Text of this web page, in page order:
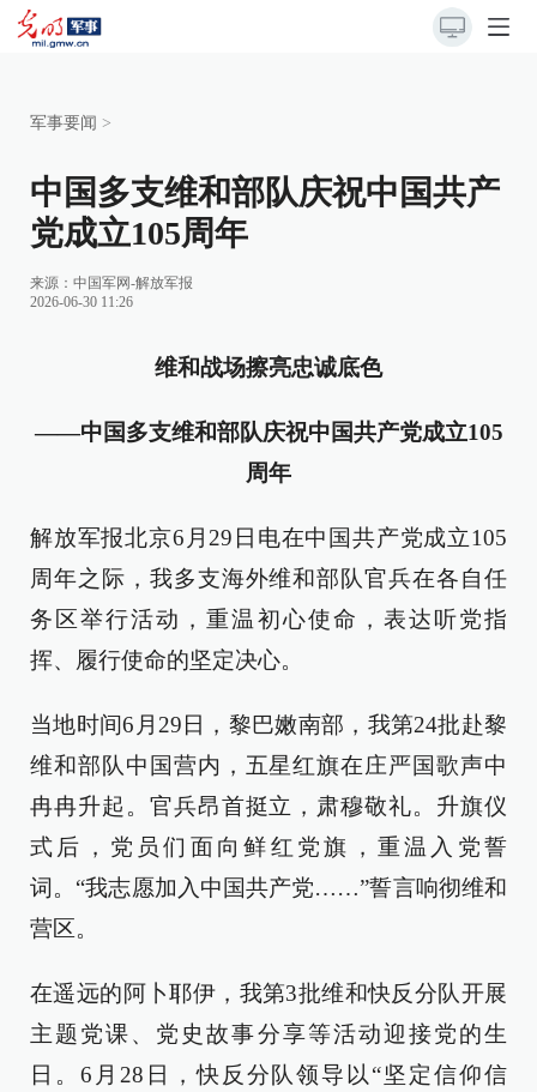
军事要闻 >
中国多支维和部队庆祝中国共产
党成立105周年
来源： 中国军网-解放军报
2026-06-30 11:26
维和战场擦亮忠诚底色
——中国多支维和部队庆祝中国共产党成立105
周年
解放军报北京6月29日电在中国共产党成立105
周年之际，我多支海外维和部队官兵在各自任
务区举行活动，重温初心使命，表达听党指
挥、履行使命的坚定决心。
当地时间6月29日，黎巴嫩南部，我第24批赴黎
维和部队中国营内，五星红旗在庄严国歌声中
冉冉升起。官兵昂首挺立，肃穆敬礼。升旗仪
式后，党员们面向鲜红党旗，重温入党誓
词。“我志愿加入中国共产党……”誓言响彻维和
营区。
在遥远的阿卜耶伊，我第3批维和快反分队开展
主题党课、党史故事分享等活动迎接党的生
日。6月28日，快反分队领导以“坚定信仰信